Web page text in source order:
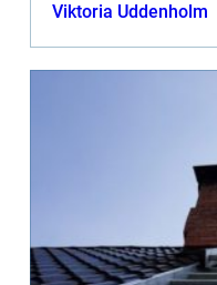
Viktoria Uddenholm